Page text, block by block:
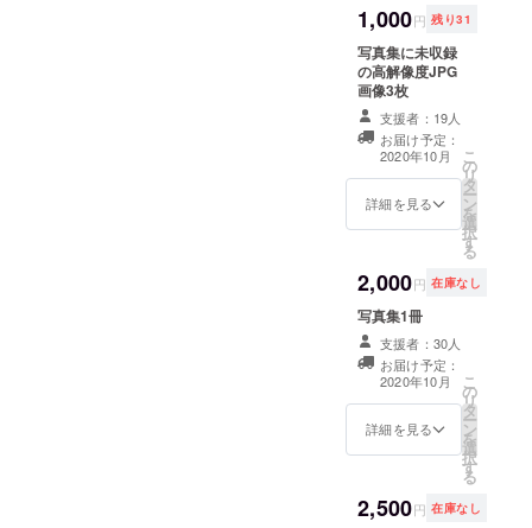
1,000円 残り31
写真集に未収録
の高解像度JPG
画像3枚
支援者：19人
お届け予定：
2020年10月
詳細を見る
こ
の
リ
タ
ー
ン
を
選
択
す
る
2,000円 在庫なし
写真集1冊
支援者：30人
お届け予定：
2020年10月
詳細を見る
こ
の
リ
タ
ー
ン
を
選
択
す
る
2,500円 在庫なし